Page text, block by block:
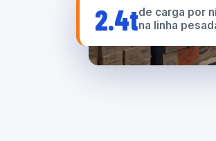
2.4tde carga por
na linha